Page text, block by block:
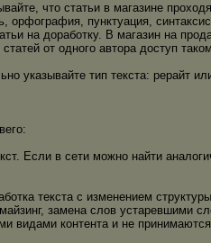
что статьи в магазине
орфография, пунктуация,
на доработку. В магазин на
от одного автора доступ
указывайте тип текста: рерайт
Если в сети можно найти
текста с изменением
замена слов устаревшими
видами контента и не